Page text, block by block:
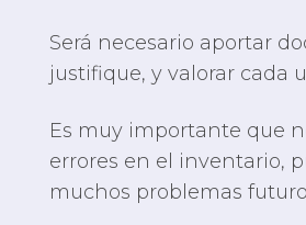
Será necesario aportar
justifique, y valorar cada
Es muy importante que
errores en el inventario,
muchos problemas